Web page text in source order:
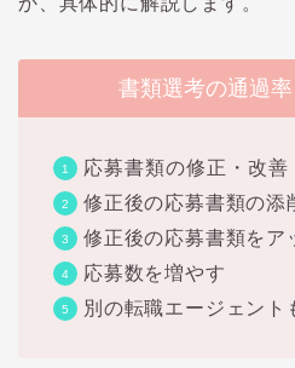
書類選考の通過
応募書類の修正・改善
修正後の応募書類の添
修正後の応募書類をア
応募数を増やす
別の転職エージェント